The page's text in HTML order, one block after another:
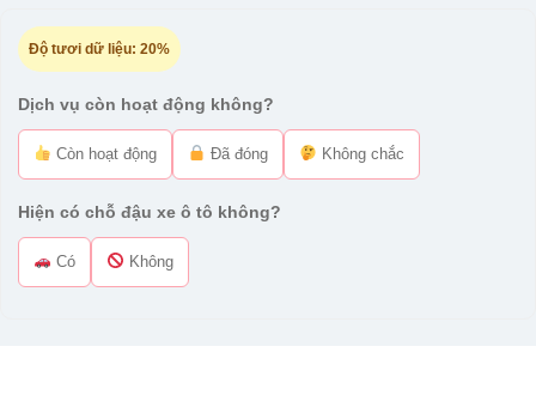
Độ tươi dữ liệu: 20%
Dịch vụ còn hoạt động không?
Còn hoạt động Đã đóng Không chắc
Hiện có chỗ đậu xe ô tô không?
Có Không